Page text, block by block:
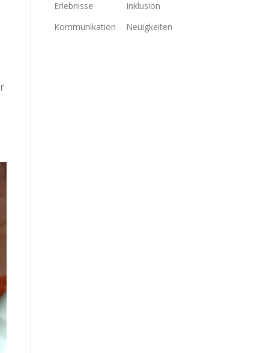
Erlebnisse
Inklusion
Kommunikation
Neuigkeiten